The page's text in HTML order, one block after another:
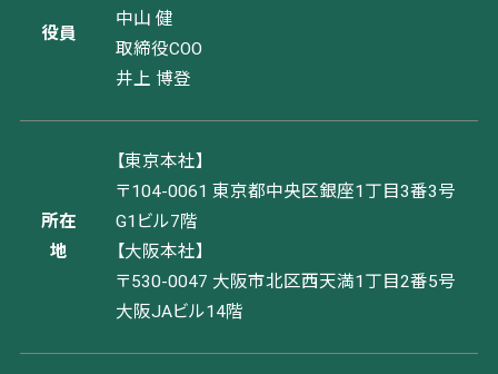
役員
中山 健
取締役COO
井上 博登
所在
地
【東京本社】
〒104-0061 東京都中央区銀座1丁目3番3号
G1ビル7階
【大阪本社】
〒530-0047 大阪市北区西天満1丁目2番5号
大阪JAビル14階